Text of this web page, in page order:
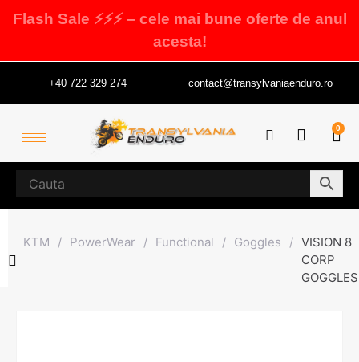
Flash Sale ⚡⚡⚡ – cele mai bune oferte de anul
acesta!
+40 722 329 274 contact@transylvaniaenduro.ro
0
KTM / PowerWear / Functional / Goggles / VISION 8
CORP
GOGGLES